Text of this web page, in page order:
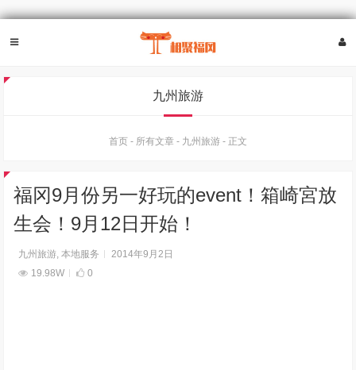
九州旅游
首页 - 所有文章 - 九州旅游 - 正文
福冈9月份另一好玩的event！箱崎宮放
生会！9月12日开始！
九州旅游,本地服务
2014年9月2日
19.98W
0